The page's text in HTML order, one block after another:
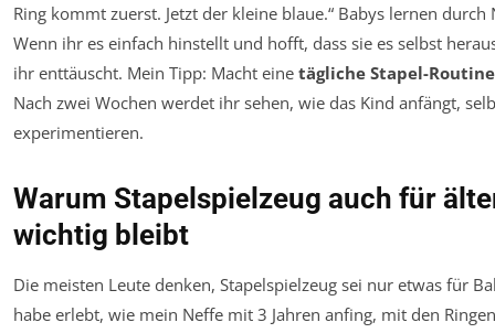
Ring kommt zuerst. Jetzt der kleine blaue.“ Babys lernen durch
Wenn ihr es einfach hinstellt und hofft, dass sie es selbst
ihr enttäuscht. Mein Tipp: Macht eine tägliche Stapel-Routine
Nach zwei Wochen werdet ihr sehen, wie das Kind anfängt,
experimentieren.
Warum Stapelspielzeug auch für
wichtig bleibt
Die meisten Leute denken, Stapelspielzeug sei nur etwas für
habe erlebt, wie mein Neffe mit 3 Jahren anfing, mit den